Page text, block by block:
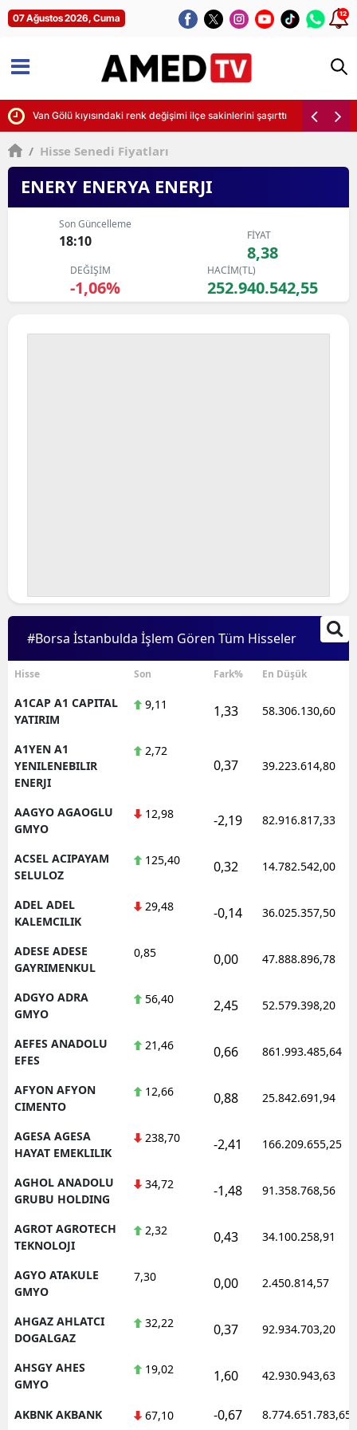
07 Ağustos 2026, Cuma 12
Van Gölü kıyısındaki renk değişimi ilçe sakinlerini şaşırttı
/ Hisse Senedi Fiyatları
ENERY ENERYA ENERJI
Son Güncelleme
18:10 FİYAT
8,38
DEĞİŞİM
-1,06%
HACİM(TL)
252.940.542,55
#Borsa İstanbulda İşlem Gören Tüm Hisseler
Hisse Son Fark% En Düşük
A1CAP A1 CAPITAL
YATIRIM
9,11 1,33 58.306.130,60
A1YEN A1
YENILENEBILIR
ENERJI
2,72
0,37 39.223.614,80
AAGYO AGAOGLU
GMYO
12,98 -2,19 82.916.817,33
ACSEL ACIPAYAM
SELULOZ
125,40 0,32 14.782.542,00
ADEL ADEL
KALEMCILIK
29,48 -0,14 36.025.357,50
ADESE ADESE
GAYRIMENKUL
0,85 0,00 47.888.896,78
ADGYO ADRA
GMYO
56,40 2,45 52.579.398,20
AEFES ANADOLU
EFES
21,46 0,66 861.993.485,64
AFYON AFYON
CIMENTO
12,66 0,88 25.842.691,94
AGESA AGESA
HAYAT EMEKLILIK
238,70 -2,41 166.209.655,25
AGHOL ANADOLU
GRUBU HOLDING
34,72 -1,48 91.358.768,56
AGROT AGROTECH
TEKNOLOJI
2,32 0,43 34.100.258,91
AGYO ATAKULE
GMYO
7,30 0,00 2.450.814,57
AHGAZ AHLATCI
DOGALGAZ
32,22 0,37 92.934.703,20
AHSGY AHES
GMYO
19,02 1,60 42.930.943,63
AKBNK AKBANK 67,10 -0,67 8.774.651.783,65